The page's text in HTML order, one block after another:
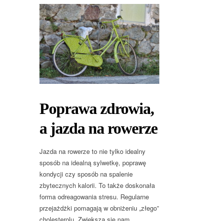
Poprawa zdrowia,
a jazda na rowerze
Jazda na rowerze to nie tylko idealny
sposób na idealną sylwetkę, poprawę
kondycji czy sposób na spalenie
zbytecznych kalorii. To także doskonała
forma odreagowania stresu. Regularne
przejażdżki pomagają w obniżeniu „złego”